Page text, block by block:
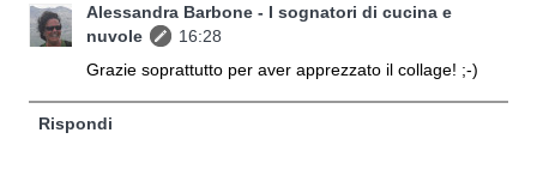
Alessandra Barbone - I sognatori di cucina e
nuvole
16:28
Grazie soprattutto per aver apprezzato il collage! ;-)
Rispondi